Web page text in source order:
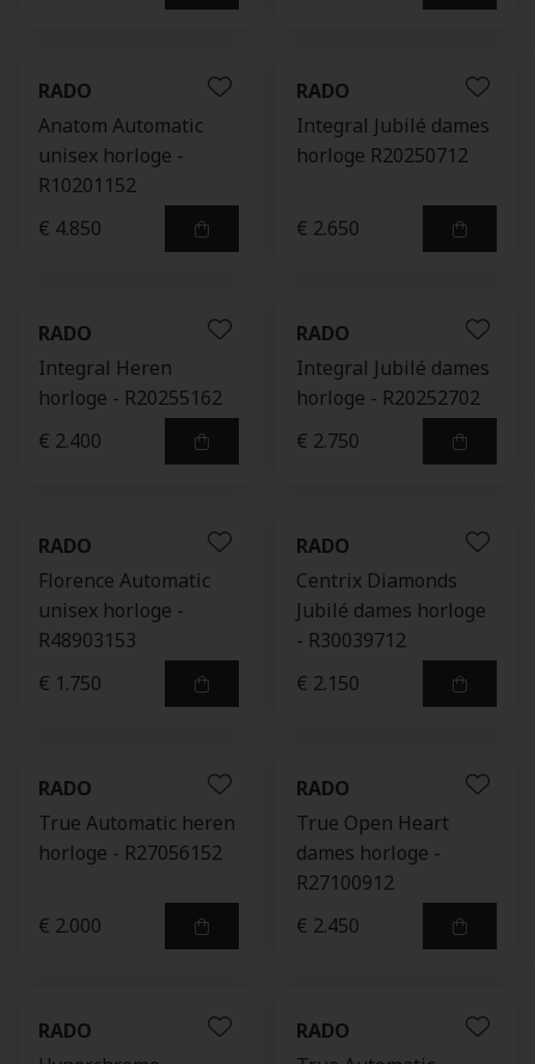
RADO
Anatom Automatic
unisex horloge -
R10201152
€ 4.850
RADO
Integral Jubilé dames
horloge R20250712
€ 2.650
RADO
Integral Heren
horloge - R20255162
€ 2.400
RADO
Integral Jubilé dames
horloge - R20252702
€ 2.750
RADO
Florence Automatic
unisex horloge -
R48903153
€ 1.750
RADO
Centrix Diamonds
Jubilé dames horloge
- R30039712
€ 2.150
RADO
True Automatic heren
horloge - R27056152
€ 2.000
RADO
True Open Heart
dames horloge -
R27100912
€ 2.450
RADO
RADO